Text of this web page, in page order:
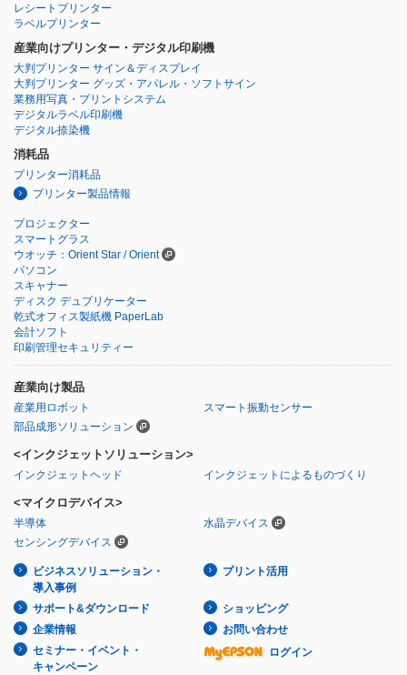
レシートプリンター
ラベルプリンター
産業向けプリンター・デジタル印刷機
大判プリンター サイン＆ディスプレイ
大判プリンター グッズ・アパレル・ソフトサイン
業務用写真・プリントシステム
デジタルラベル印刷機
デジタル捺染機
消耗品
プリンター消耗品
プリンター製品情報
プロジェクター
スマートグラス
ウオッチ：Orient Star / Orient
パソコン
スキャナー
ディスク デュプリケーター
乾式オフィス製紙機 PaperLab
会計ソフト
印刷管理セキュリティー
産業向け製品
産業用ロボット
スマート振動センサー
部品成形ソリューション
<インクジェットソリューション>
インクジェットヘッド インクジェットによるものづくり
<マイクロデバイス>
半導体
水晶デバイス
センシングデバイス
ビジネスソリューション・
導入事例
プリント活用
サポート&ダウンロード
ショッピング
企業情報
お問い合わせ
セミナー・イベント・
キャンペーン
ログイン